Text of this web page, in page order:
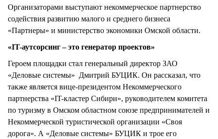
Организаторами выступают некоммерческое партнерство
содействия развитию малого и среднего бизнеса
«Партнеры» и министерство экономики Омской области.
«IT-аутсорсинг – это генератор проектов»
Героем площадки стал генеральный директор ЗАО
«Деловые системы» Дмитрий БУЦИК. Он рассказал, что
также является вице-президентом Некоммерческого
партнерства «IT-кластер Сибири», руководителем комитета
по туризму в Омском областном союзе предпринимателей и
Некоммерческой туристической организации «Своя
дорога». А «Деловые системы» БУЦИК и трое его